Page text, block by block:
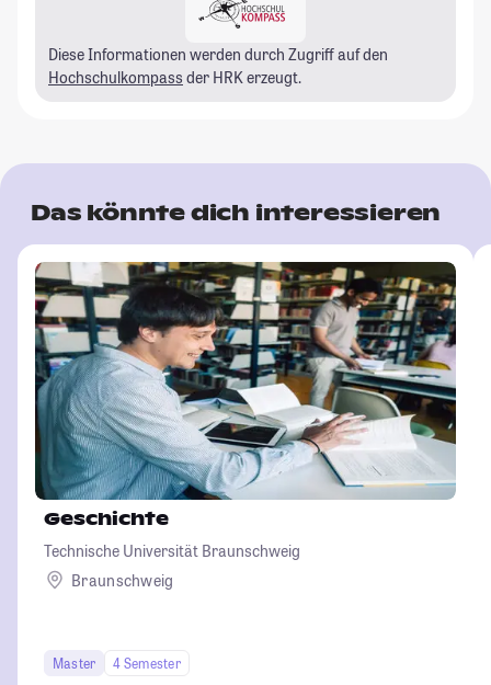
Diese Informationen werden durch Zugriff auf den
Hochschulkompass der HRK erzeugt.
Das könnte dich interessieren
Geschichte
Technische Universität Braunschweig
Braunschweig
Master
4 Semester